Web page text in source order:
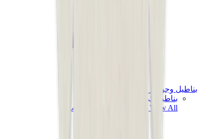
بناطيل وجوغرز وشورتات
بناطيل كروم هارتس
View All
بناطيل وجوغرز وشورتات